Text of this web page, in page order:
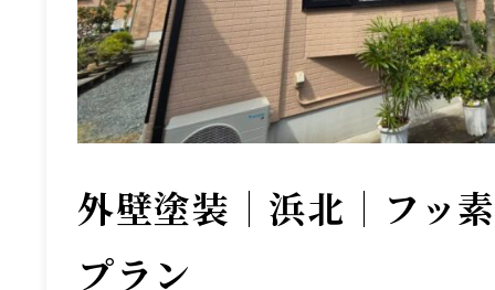
外壁塗装｜浜北｜フッ
プラン